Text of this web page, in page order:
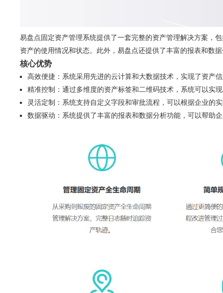
易盘点固定资产管理系统提供了一套完整的资产管理解决方案，
资产的使用情况和状态。此外，易盘点还提供了丰富的报表和数
核心优势
高效便捷：系统采用先进的云计算和大数据技术，实现了资产
精准控制：通过多维度的资产标签和二维码技术，系统可以实
灵活定制：系统支持自定义字段和审批流程，可以根据企业的
数据驱动：系统提供了丰富的报表和数据分析功能，可以帮助